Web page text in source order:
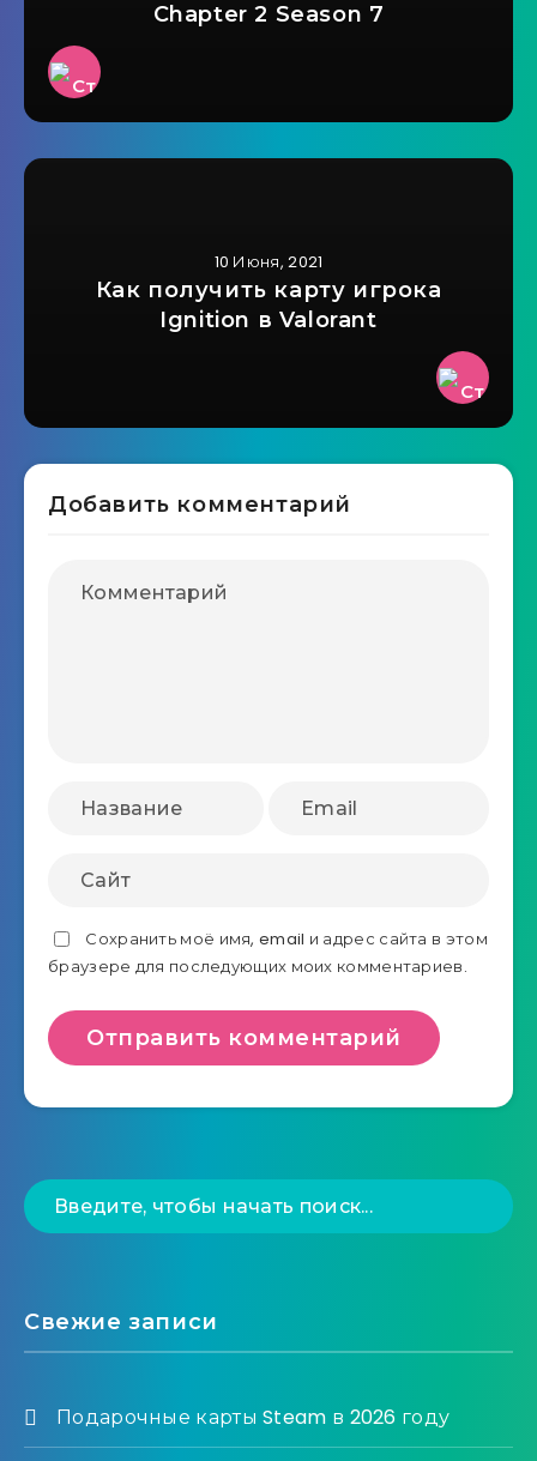
Chapter 2 Season 7
10 Июня, 2021
Как получить карту игрока
Ignition в Valorant
Добавить комментарий
Сохранить моё имя, email и адрес сайта в этом
браузере для последующих моих комментариев.
Свежие записи
Подарочные карты Steam в 2026 году